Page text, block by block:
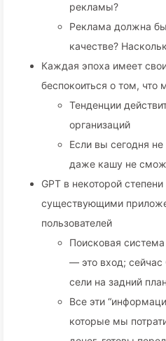
рекламы?
Реклама должна
качестве?
Каждая эпоха имеет
беспокоиться о том, что
Тенденции
организаций
Если вы сегодня
даже кашу не
GPT в некоторой
существующими
пользователей
Поисковая
— это вход; сейчас
сели на задний
Все эти
которые мы